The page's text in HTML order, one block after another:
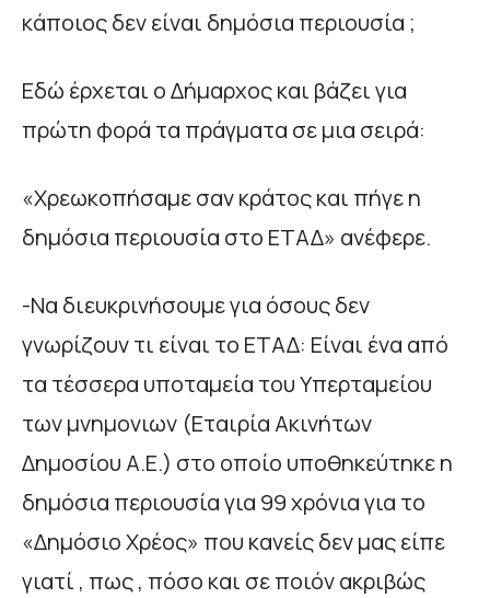
κάποιος δεν είναι δημόσια περιουσία ;
Εδώ έρχεται ο Δήμαρχος και βάζει για
πρώτη φορά τα πράγματα σε μια σειρά:
«Χρεωκοπήσαμε σαν κράτος και πήγε η
δημόσια περιουσία στο ΕΤΑΔ» ανέφερε.
-Να διευκρινήσουμε για όσους δεν
γνωρίζουν τι είναι το ΕΤΑΔ: Είναι ένα από
τα τέσσερα υποταμεία του Υπερταμείου
των μνημονιων (Εταιρία Ακινήτων
Δημοσίου Α.Ε.) στο οποίο υποθηκεύτηκε η
δημόσια περιουσία για 99 χρόνια για το
«Δημόσιο Χρέος» που κανείς δεν μας είπε
γιατί , πως , πόσο και σε ποιόν ακριβώς